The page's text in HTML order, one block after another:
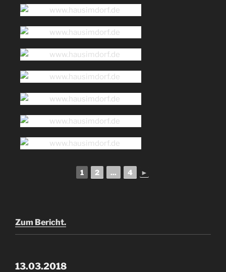
1 2 ... 4 ►
Zum Bericht.
13.03.2018